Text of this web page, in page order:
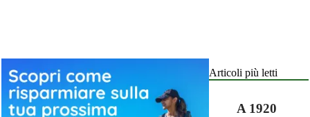
Articoli più letti
A 1920